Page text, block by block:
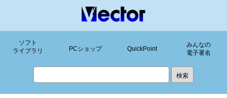
ソフト
ライブラリ
PCショップ QuickPoint
みんなの
電子署名